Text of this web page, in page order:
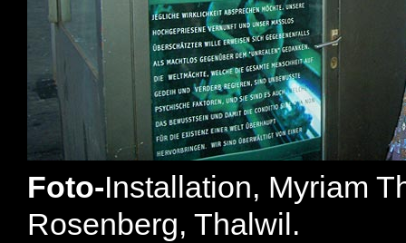
Foto-Installation, Myriam
Rosenberg, Thalwil.